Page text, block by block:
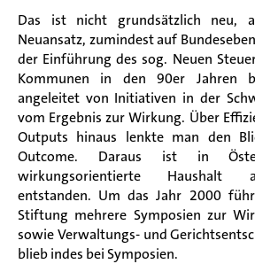
Das ist nicht grundsätzlich neu,
Neuansatz, zumindest auf
der Einführung des sog. Neuen
Kommunen in den 90er Jahren
angeleitet von Initiativen in der
vom Ergebnis zur Wirkung. Über
Outputs hinaus lenkte man den
Outcome. Daraus ist in
wirkungsorientierte Haushalt
entstanden. Um das Jahr 2000
Stiftung mehrere Symposien zur
sowie Verwaltungs- und
blieb indes bei Symposien.